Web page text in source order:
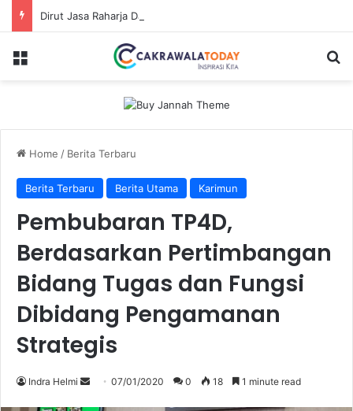
Menu
Home / Berita Terbaru
Berita Terbaru Berita Utama Karimun
Pembubaran TP4D,
Berdasarkan Pertimbangan
Bidang Tugas dan Fungsi
Dibidang Pengamanan
Strategis
Indra Helmi
Send07/01/2020 0 18 1 minute read